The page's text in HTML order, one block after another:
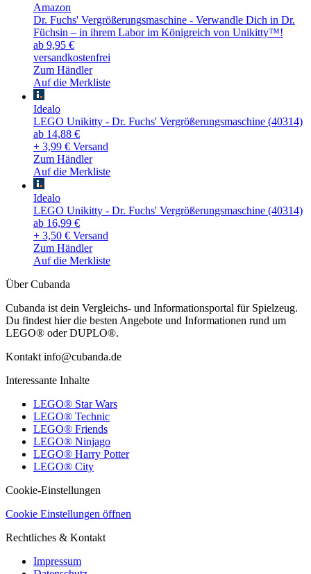
Amazon
Dr. Fuchs' Vergrößerungsmaschine - Verwandle Dich in Dr.
Füchsin – in ihrem Labor im Königreich von Unikitty™!
ab 9,95 €
versandkostenfrei
Zum Händler
Auf die Merkliste
Idealo
LEGO Unikitty - Dr. Fuchs' Vergrößerungsmaschine (40314)
ab 14,88 €
+ 3,99 € Versand
Zum Händler
Auf die Merkliste
Idealo
LEGO Unikitty - Dr. Fuchs' Vergrößerungsmaschine (40314)
ab 16,99 €
+ 3,50 € Versand
Zum Händler
Auf die Merkliste
Über Cubanda
Cubanda ist dein Vergleichs- und Informationsportal für Spielzeug.
Du findest hier die besten Angebote und Informationen rund um
LEGO® oder DUPLO®.
Kontakt info@cubanda.de
Interessante Inhalte
LEGO® Star Wars
LEGO® Technic
LEGO® Friends
LEGO® Ninjago
LEGO® Harry Potter
LEGO® City
Cookie-Einstellungen
Cookie Einstellungen öffnen
Rechtliches & Kontakt
Impressum